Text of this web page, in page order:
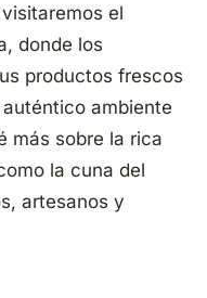
el
donde los
productos frescos
ambiente
más sobre la rica
la cuna del
artesanos y